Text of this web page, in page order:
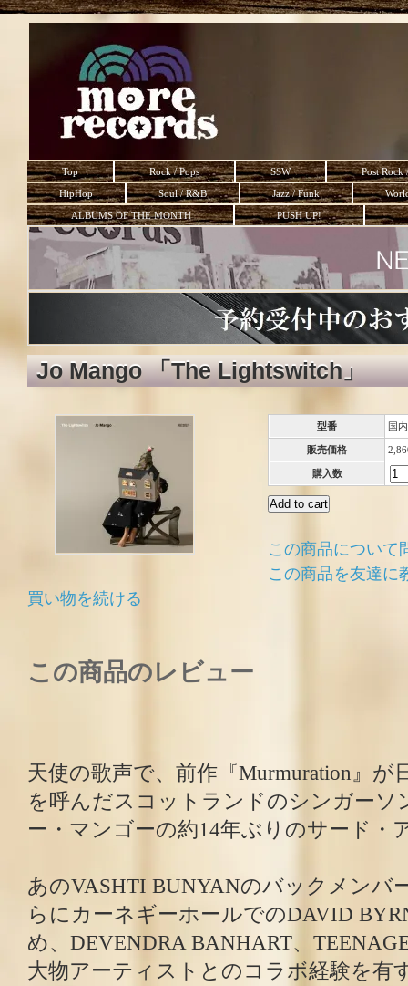
Top Rock / Pops SSW
Post Rock
HipHop
Soul / R&B Jazz / Funk
ALBUMS OF THE MONTH
PUSH UP!
Jo Mango 「The Lightswitch」
型番 国
販売価格
購入数
この商品について
この商品を友達に
買い物を続ける
この商品のレビュー
天使の歌声で、前作『Murmuration』が
を呼んだスコットランドのシンガーソ
ー・マンゴーの約14年ぶりのサード・
あのVASHTI BUNYANのバックメンバ
らにカーネギーホールでのDAVID
め、DEVENDRA BANHART、
大物アーティストとのコラボ経験を有